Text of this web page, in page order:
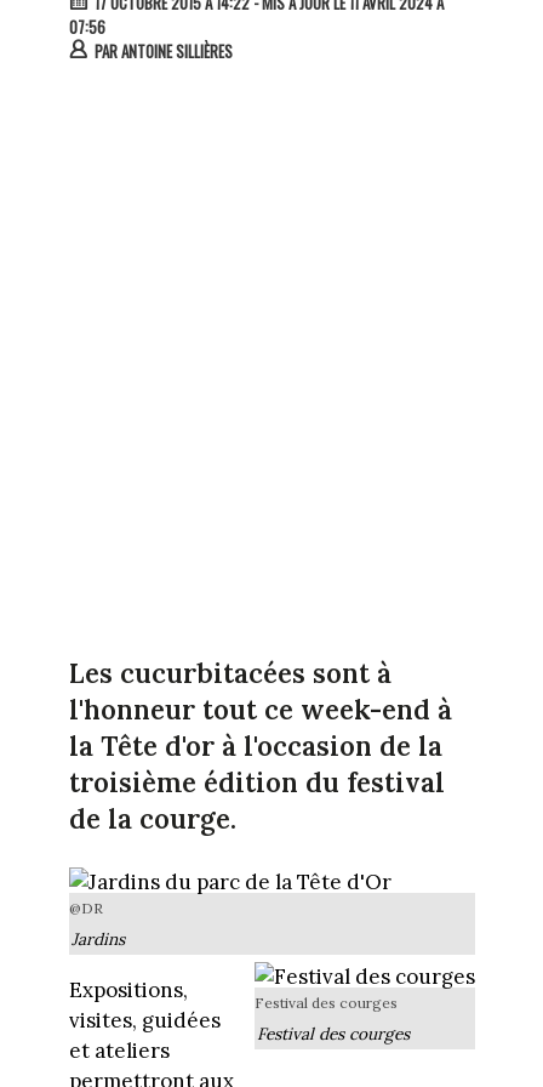
07:56
PARANTOINE SILLIÈRES
Les cucurbitacées sont à
l'honneur tout ce week-end à
la Tête d'or à l'occasion de la
troisième édition du festival
de la courge.
@DR
Jardins
Festival des courges
Festival des courges
Expositions,
visites, guidées
et ateliers
permettront aux